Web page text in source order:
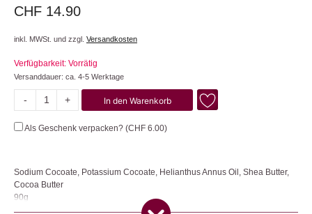
5
CHF 14.90
inkl. MWSt. und zzgl. Versandkosten
Verfügbarkeit: Vorrätig
Versanddauer: ca. 4-5 Werktage
-
Edelweiss
+ In den Warenkorb
Als Geschenk verpacken? (CHF 6.00)
Sodium Cocoate, Potassium Cocoate, Helianthus Annus Oil, Shea Butter,
Cocoa Butter
90g